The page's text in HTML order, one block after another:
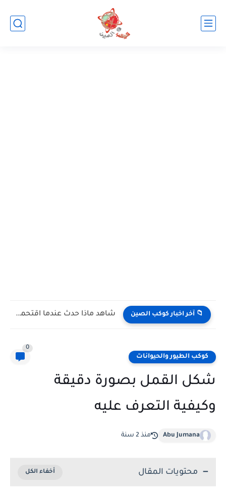
📁 آخر اخبار كوكب الصين شاهد كيف يتغلب النمس على الكوبرا في مواجهة تعتمد على...
كوكب الطيور والحيوانات
0
شكل القمل بصورة دقيقة
وكيفية التعرف عليه
Abu Jumana منذ 2 سنة
محتويات المقال